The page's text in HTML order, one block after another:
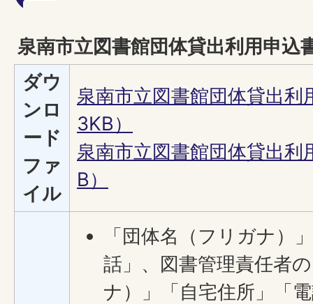
泉南市立図書館団体貸出利用申込
ダウ
ンロ
ード
ファ
イル
泉南市立図書館団体貸出利
3KB）
泉南市立図書館団体貸出利
B）
「団体名（フリガナ）
話」、図書管理責任者
ナ）」「自宅住所」「